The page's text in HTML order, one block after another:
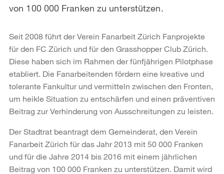
von 100 000 Franken zu unterstützen.
Seit 2008 führt der Verein Fanarbeit Zürich Fanprojekte
für den FC Zürich und für den Grasshopper Club Zürich.
Diese haben sich im Rahmen der fünfjährigen Pilotphase
etabliert. Die Fanarbeitenden fördern eine kreative und
tolerante Fankultur und vermitteln zwischen den Fronten,
um heikle Situation zu entschärfen und einen präventiven
Beitrag zur Verhinderung von Ausschreitungen zu leisten.
Der Stadtrat beantragt dem Gemeinderat, den Verein
Fanarbeit Zürich für das Jahr 2013 mit 50 000 Franken
und für die Jahre 2014 bis 2016 mit einem jährlichen
Beitrag von 100 000 Franken zu unterstützen. Damit wird